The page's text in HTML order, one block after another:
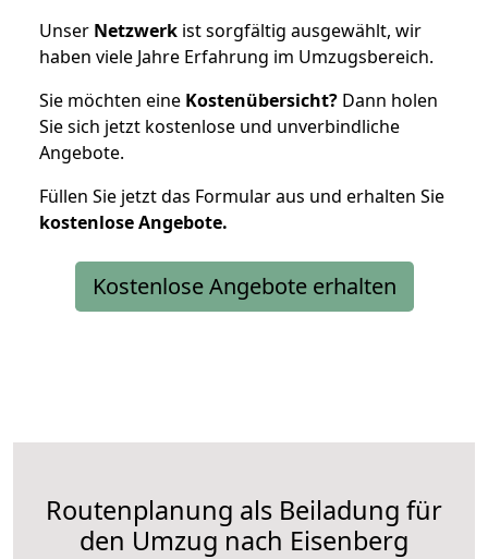
Unser Netzwerk ist sorgfältig ausgewählt, wir
haben viele Jahre Erfahrung im Umzugsbereich.
Sie möchten eine Kostenübersicht? Dann holen
Sie sich jetzt kostenlose und unverbindliche
Angebote.
Füllen Sie jetzt das Formular aus und erhalten Sie
kostenloseAngebote.
Kostenlose Angebote erhalten
Routenplanung als Beiladung für
den Umzug nach Eisenberg